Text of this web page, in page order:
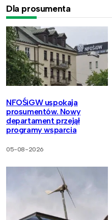
Dla prosumenta
NFOŚiGW uspokaja
prosumentów. Nowy
departament przejął
programy wsparcia
05-08-2026